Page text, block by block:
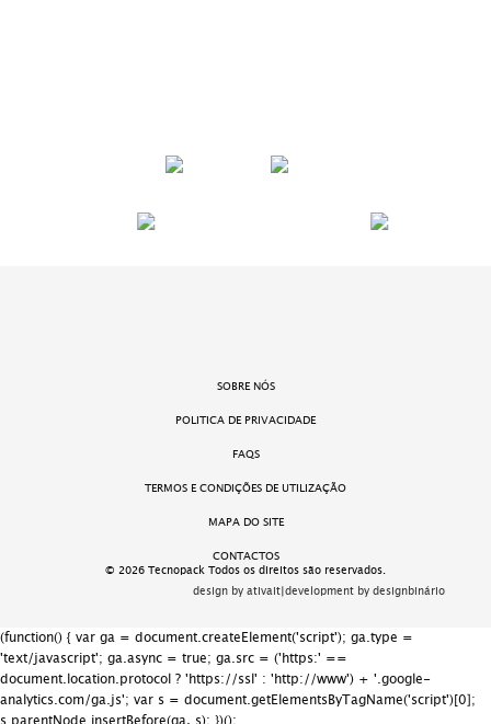
SOBRE NÓS
POLITICA DE PRIVACIDADE
FAQS
TERMOS E CONDIÇÕES DE UTILIZAÇÃO
MAPA DO SITE
CONTACTOS
© 2026 Tecnopack Todos os direitos são reservados.
development by designbinário
|
design by ativait
(function() { var ga = document.createElement('script'); ga.type =
'text/javascript'; ga.async = true; ga.src = ('https:' ==
document.location.protocol ? 'https://ssl' : 'http://www') + '.google-
analytics.com/ga.js'; var s = document.getElementsByTagName('script')[0];